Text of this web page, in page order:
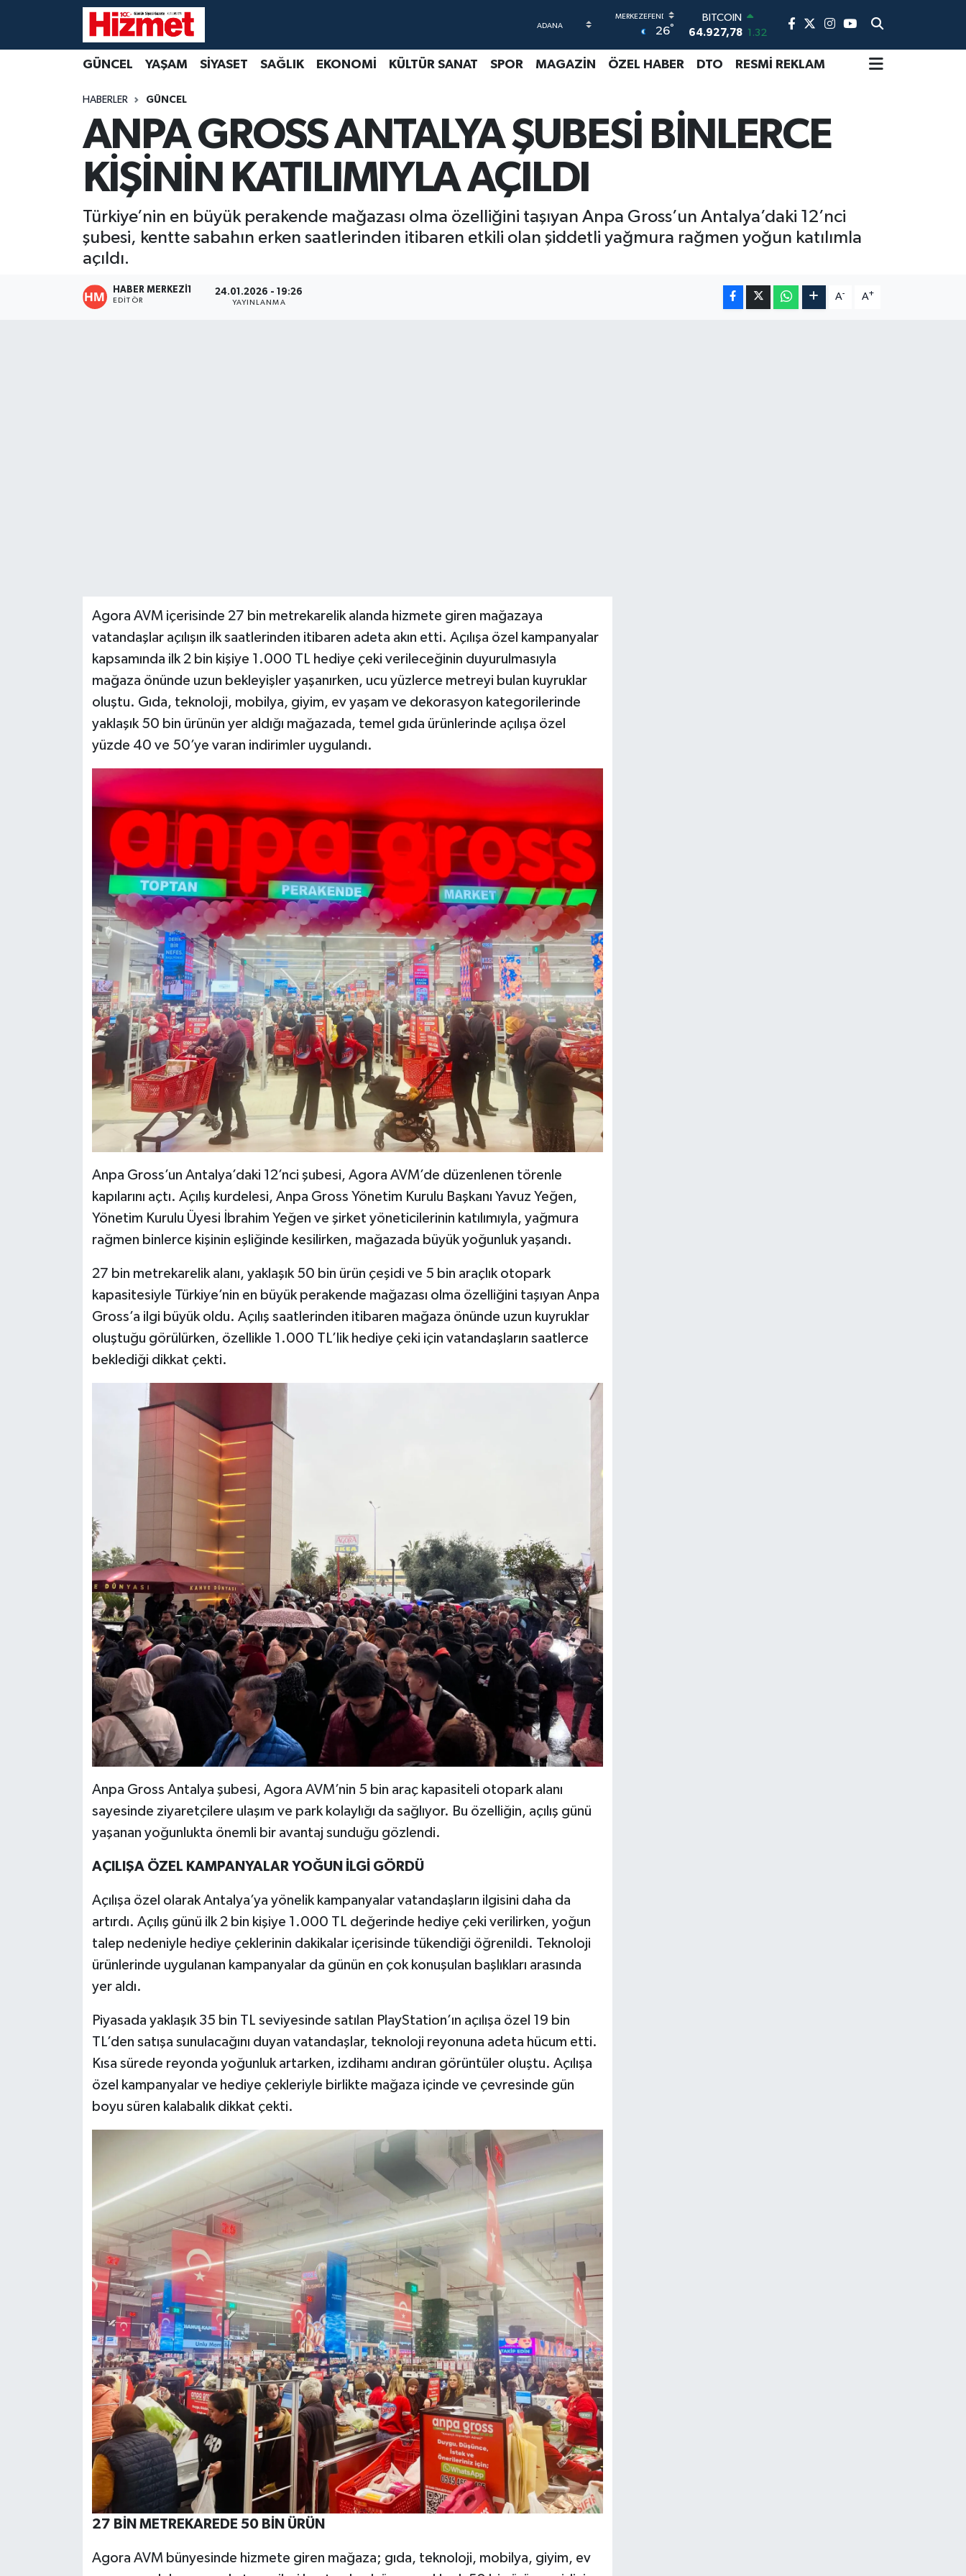
26°
DOLAR
47,5894 0.08
EURO
55,0398
-0.02
6508.83
4.44
BİST100
GÜNCEL YAŞAM SİYASET SAĞLIK EKONOMİ KÜLTÜR SANAT SPOR MAGAZİN ÖZEL HABER DTO RESMİ REKLAM
HABERLER GÜNCEL
ANPA GROSS ANTALYA ŞUBESİ BİNLERCE
KİŞİNİN KATILIMIYLA AÇILDI
Türkiye’nin en büyük perakende mağazası olma özelliğini taşıyan Anpa Gross’un Antalya’daki 12’nci
şubesi, kentte sabahın erken saatlerinden itibaren etkili olan şiddetli yağmura rağmen yoğun katılımla
açıldı.
HABER MERKEZI1
EDITÖR
24.01.2026 - 19:26
YAYINLANMA
A- A+
Agora AVM içerisinde 27 bin metrekarelik alanda hizmete giren mağazaya
vatandaşlar açılışın ilk saatlerinden itibaren adeta akın etti. Açılışa özel kampanyalar
kapsamında ilk 2 bin kişiye 1.000 TL hediye çeki verileceğinin duyurulmasıyla
mağaza önünde uzun bekleyişler yaşanırken, ucu yüzlerce metreyi bulan kuyruklar
oluştu. Gıda, teknoloji, mobilya, giyim, ev yaşam ve dekorasyon kategorilerinde
yaklaşık 50 bin ürünün yer aldığı mağazada, temel gıda ürünlerinde açılışa özel
yüzde 40 ve 50’ye varan indirimler uygulandı.
Anpa Gross’un Antalya’daki 12’nci şubesi, Agora AVM’de düzenlenen törenle
kapılarını açtı. Açılış kurdelesi, Anpa Gross Yönetim Kurulu Başkanı Yavuz Yeğen,
Yönetim Kurulu Üyesi İbrahim Yeğen ve şirket yöneticilerinin katılımıyla, yağmura
rağmen binlerce kişinin eşliğinde kesilirken, mağazada büyük yoğunluk yaşandı.
27 bin metrekarelik alanı, yaklaşık 50 bin ürün çeşidi ve 5 bin araçlık otopark
kapasitesiyle Türkiye’nin en büyük perakende mağazası olma özelliğini taşıyan Anpa
Gross’a ilgi büyük oldu. Açılış saatlerinden itibaren mağaza önünde uzun kuyruklar
oluştuğu görülürken, özellikle 1.000 TL’lik hediye çeki için vatandaşların saatlerce
beklediği dikkat çekti.
Anpa Gross Antalya şubesi, Agora AVM’nin 5 bin araç kapasiteli otopark alanı
sayesinde ziyaretçilere ulaşım ve park kolaylığı da sağlıyor. Bu özelliğin, açılış günü
yaşanan yoğunlukta önemli bir avantaj sunduğu gözlendi.
AÇILIŞA ÖZEL KAMPANYALAR YOĞUN İLGİ GÖRDÜ
Açılışa özel olarak Antalya’ya yönelik kampanyalar vatandaşların ilgisini daha da
artırdı. Açılış günü ilk 2 bin kişiye 1.000 TL değerinde hediye çeki verilirken, yoğun
talep nedeniyle hediye çeklerinin dakikalar içerisinde tükendiği öğrenildi. Teknoloji
ürünlerinde uygulanan kampanyalar da günün en çok konuşulan başlıkları arasında
yer aldı.
Piyasada yaklaşık 35 bin TL seviyesinde satılan PlayStation’ın açılışa özel 19 bin
TL’den satışa sunulacağını duyan vatandaşlar, teknoloji reyonuna adeta hücum etti.
Kısa sürede reyonda yoğunluk artarken, izdihamı andıran görüntüler oluştu. Açılışa
özel kampanyalar ve hediye çekleriyle birlikte mağaza içinde ve çevresinde gün
boyu süren kalabalık dikkat çekti.
27 BİN METREKAREDE 50 BİN ÜRÜN
Agora AVM bünyesinde hizmete giren mağaza; gıda, teknoloji, mobilya, giyim, ev
KÜLTÜR SANAT
MAGAZİN
Denizli Nöbetçi Eczaneler
Denizli Trafik Yoğunluk Haritası
Süper Lig Puan Durumu ve Fikstür
Son Dakika Haberleri